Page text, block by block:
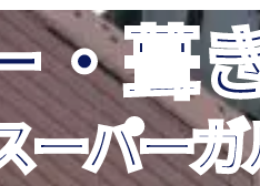
・葺
ーパー